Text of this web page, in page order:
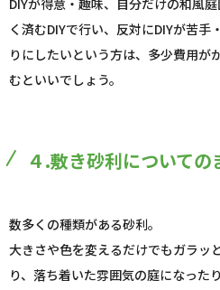
DIYが得意・趣味、自分だけの和風
く済むDIYで行い、反対にDIYが苦
りにしたいという方は、多少費用が
むといいでしょう。
４.敷き砂利についての
数多くの種類がある砂利。
大きさや色を変えるだけでもガラッ
り、落ち着いた雰囲気の庭になったり